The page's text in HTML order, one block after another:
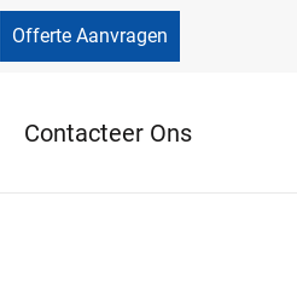
Offerte Aanvragen
Contacteer Ons